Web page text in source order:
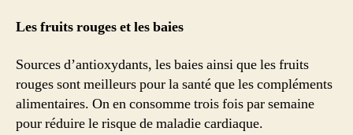
Les fruits rouges et les baies
Sources d’antioxydants, les baies ainsi que les fruits
rouges sont meilleurs pour la santé que les compléments
alimentaires. On en consomme trois fois par semaine
pour réduire le risque de maladie cardiaque.